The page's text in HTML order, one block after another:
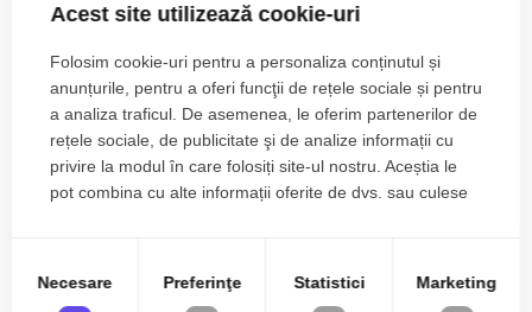
mp - zona Mosnita Veche
Acest site utilizează cookie-uri
Folosim cookie-uri pentru a personaliza conținutul și
anunțurile, pentru a oferi funcţii de rețele sociale și pentru
a analiza traficul. De asemenea, le oferim partenerilor de
rețele sociale, de publicitate şi de analize informații cu
privire la modul în care folosiți site-ul nostru. Aceștia le
pot combina cu alte informații oferite de dvs. sau culese
Necesare Preferinţe Statistici Marketing